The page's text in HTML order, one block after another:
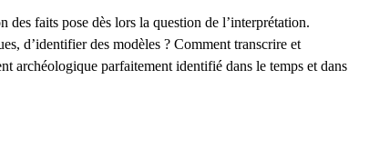
faits pose dès lors la question de l’interprétation.
d’identifier des modèles ? Comment transcrire et
archéologique parfaitement identifié dans le temps et dans